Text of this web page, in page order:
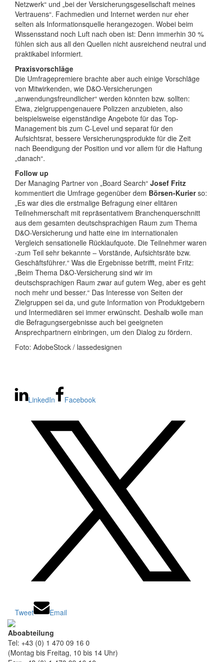
Netzwerk“ und „bei der Versicherungsgesellschaft meines
Vertrauens“. Fachmedien und Internet werden nur eher
selten als Informationsquelle herangezogen. Wobei beim
Wissensstand noch Luft nach oben ist: Denn immerhin 30 %
fühlen sich aus all den Quellen nicht ausreichend neutral und
praktikabel informiert.
Praxisvorschläge
Die Umfragepremiere brachte aber auch einige Vorschläge
von Mitwirkenden, wie D&O-Versicherungen
„anwendungsfreundlicher“ werden könnten bzw. sollten:
Etwa, zielgruppengenauere Polizzen anzubieten, also
beispielsweise eigenständige Angebote für das Top-
Management bis zum C-Level und separat für den
Aufsichtsrat, bessere Versicherungsprodukte für die Zeit
nach Beendigung der Position und vor allem für die Haftung
„danach“.
Follow up
Der Managing Partner von „Board Search“ Josef Fritz
kommentiert die Umfrage gegenüber dem Börsen-Kurierso:
„Es war dies die erstmalige Befragung einer elitären
Teilnehmerschaft mit repräsentativem Branchenquerschnitt
aus dem gesamten deutschsprachigen Raum zum Thema
D&O-Versicherung und hatte eine im internationalen
Vergleich sensationelle Rücklaufquote. Die Teilnehmer waren
-zum Teil sehr bekannte – Vorstände, Aufsichtsräte bzw.
Geschäftsführer.“ Was die Ergebnisse betrifft, meint Fritz:
„Beim Thema D&O-Versicherung sind wir im
deutschsprachigen Raum zwar auf gutem Weg, aber es geht
noch mehr und besser.“ Das Interesse von Seiten der
Zielgruppen sei da, und gute Information von Produktgebern
und Intermediären sei immer erwünscht. Deshalb wolle man
die Befragungsergebnisse auch bei geeigneten
Ansprechpartnern einbringen, um den Dialog zu fördern.
Foto: AdobeStock / lassedesignen
LinkedIn Facebook
Tweet Email
Aboabteilung
Tel: +43 (0) 1 470 09 16 0
(Montag bis Freitag, 10 bis 14 Uhr)